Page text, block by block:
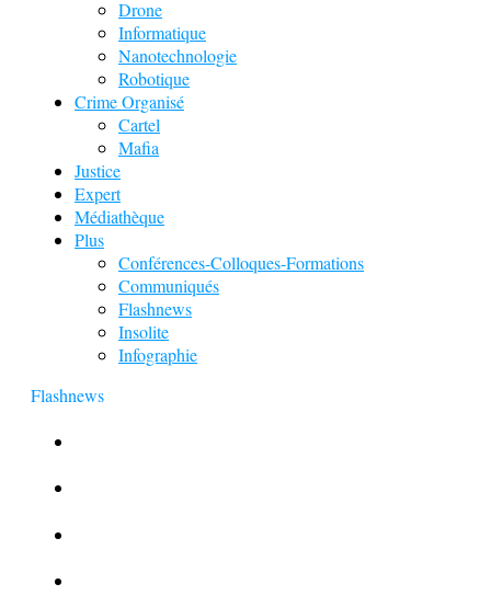
Drone
Informatique
Nanotechnologie
Robotique
Crime Organisé
Cartel
Mafia
Justice
Expert
Médiathèque
Plus
Conférences-Colloques-Formations
Communiqués
Flashnews
Insolite
Infographie
Flashnews